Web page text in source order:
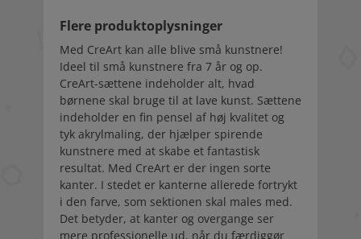
Flere produktoplysninger
Med CreArt kan alle blive små kunstnere!
Ideel til små kunstnere fra 7 år og op.
CreArt-sættene indeholder alt, hvad
børnene skal bruge til at lave kunst. Sættene
indeholder en fin pensel af høj kvalitet og
tyk akrylmaling, der hjælper spirende
kunstnere med at skabe et fantastisk
resultat. Med CreArt er der ingen sorte
kanter. I stedet er kanterne allerede fortrykt
i den farve, som sektionen skal males med.
Det betyder, at kanter og overgange ser
mere professionelle ud, når du færdiggør